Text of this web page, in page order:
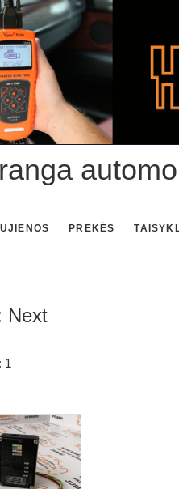
PREKĖS
Next
1